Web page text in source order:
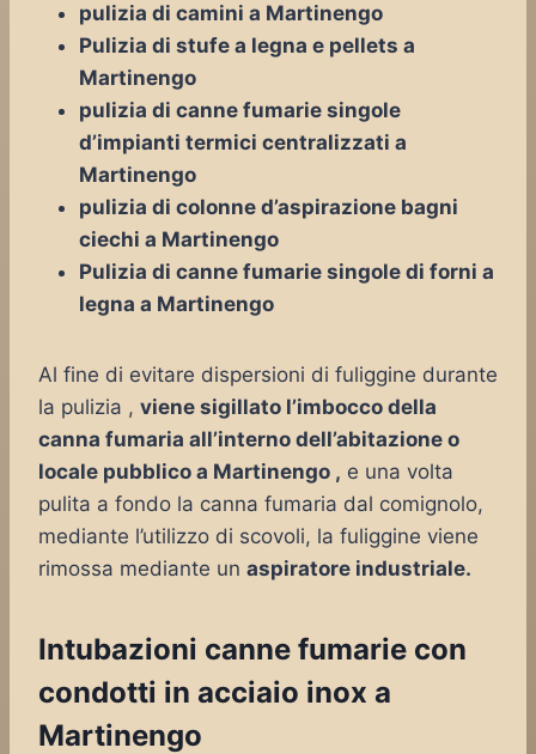
pulizia di camini a Martinengo
Pulizia di stufe a legna e pellets a
Martinengo
pulizia di canne fumarie singole
d’impianti termici centralizzati a
Martinengo
pulizia di colonne d’aspirazione bagni
ciechi a Martinengo
Pulizia di canne fumarie singole di forni a
legna a Martinengo
Al fine di evitare dispersioni di fuliggine durante
la pulizia , viene sigillato l’imbocco della
canna fumaria all’interno dell’abitazione o
locale pubblico a Martinengo , e una volta
pulita a fondo la canna fumaria dal comignolo,
mediante l’utilizzo di scovoli, la fuliggine viene
rimossa mediante un aspiratore industriale.
Intubazioni canne fumarie con
condotti in acciaio inox a
Martinengo